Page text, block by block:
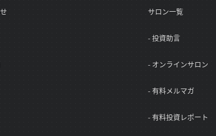
サロン一覧
- 投資助言
- オンラインサロン
- 有料メルマガ
- 有料投資レポート